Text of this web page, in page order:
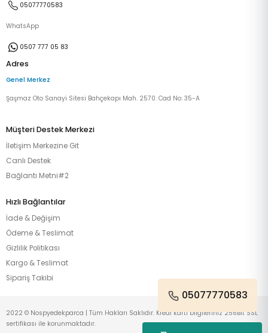
05077770583
WhatsApp
0507 777 05 83
Adres
Genel Merkez
Şaşmaz Oto Sanayi Sitesi Bahçekapı Mah. 2570. Cad No: 35-A
Müşteri Destek Merkezi
İletişim Merkezine Git
Canlı Destek
Bağlantı Metni#2
Hızlı Bağlantılar
İade & Değişim
Ödeme & Teslimat
Gizlilik Politikası
Kargo & Teslimat
Sipariş Takibi
05077770583
2022 © Nospyedekparca | Tüm Hakları Saklıdır. Kredi kartı bilgileriniz 256Bit SSL
sertifikası ile korunmaktadır.